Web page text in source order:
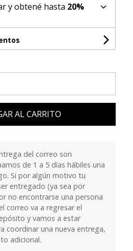
y obtené hasta 20%
AL CARRITO
del correo son
de 1 a 5 días hábiles una
Si por algún motivo tu
entregado (ya sea por
no encontrarse una persona
correo va a regresar el
y vamos a estar
coordinar una nueva entrega,
adicional.